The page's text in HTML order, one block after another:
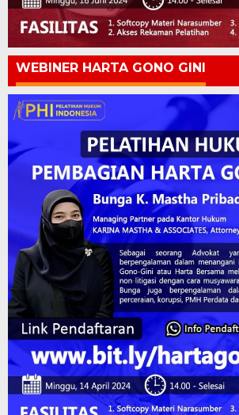
WEBINER HARTA GONO GINI